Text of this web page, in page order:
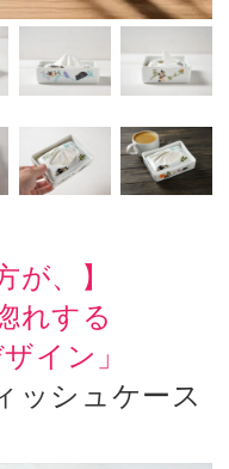
が、】
れする
イン」
ッシュケース